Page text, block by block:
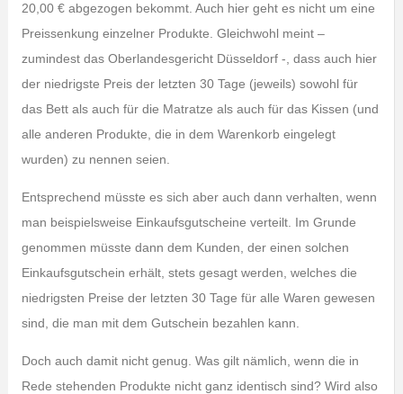
20,00 € abgezogen bekommt. Auch hier geht es nicht um eine
Preissenkung einzelner Produkte. Gleichwohl meint –
zumindest das Oberlandesgericht Düsseldorf -, dass auch hier
der niedrigste Preis der letzten 30 Tage (jeweils) sowohl für
das Bett als auch für die Matratze als auch für das Kissen (und
alle anderen Produkte, die in dem Warenkorb eingelegt
wurden) zu nennen seien.
Entsprechend müsste es sich aber auch dann verhalten, wenn
man beispielsweise Einkaufsgutscheine verteilt. Im Grunde
genommen müsste dann dem Kunden, der einen solchen
Einkaufsgutschein erhält, stets gesagt werden, welches die
niedrigsten Preise der letzten 30 Tage für alle Waren gewesen
sind, die man mit dem Gutschein bezahlen kann.
Doch auch damit nicht genug. Was gilt nämlich, wenn die in
Rede stehenden Produkte nicht ganz identisch sind? Wird also